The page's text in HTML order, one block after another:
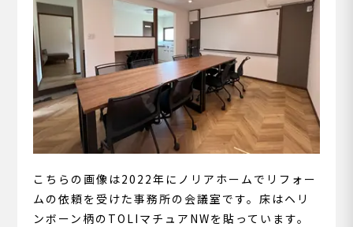
こちらの画像は2022年にノリアホームでリフォー
ムの依頼を受けた事務所の会議室です。床はヘリ
ンボーン柄のTOLIマチュアNWを貼っています。